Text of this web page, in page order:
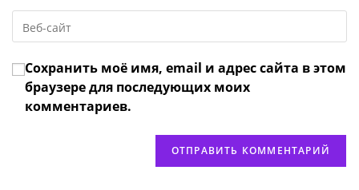
чтобы
прокомментировать
адрес,
чтобы
URL
веб-
сайта
(необязательно)
Сохранить моё имя, email и адрес сайта в этом
браузере для последующих моих
комментариев.